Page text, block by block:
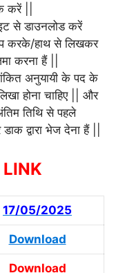
करें ||
से डाउनलोड करें
करके/हाथ से लिखकर
करना हैं ||
अनुयायी के पद के
होना चाहिए || और
तिथि से पहले
द्वारा भेज देना हैं ||
17/05/2025
Download
Download